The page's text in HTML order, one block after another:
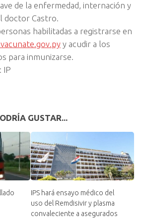
de la enfermedad, internación y
doctor Castro.
habilitadas a registrarse en
y acudir a los
para inmunizarse.
IP
GUSTAR...
IPS hará ensayo médico del
uso del Remdisivir y plasma
convaleciente a asegurados